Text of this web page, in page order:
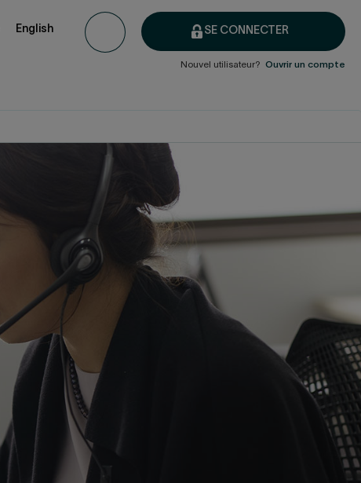
SE CONNECTER
Nouvel utilisateur? Ouvrir un compte
English